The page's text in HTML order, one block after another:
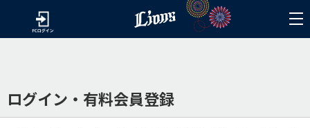
ログイン・有料会員登録